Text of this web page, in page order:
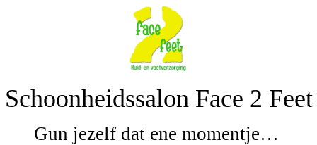
Schoonheidssalon Face 2 Feet
Gun jezelf dat ene momentje…